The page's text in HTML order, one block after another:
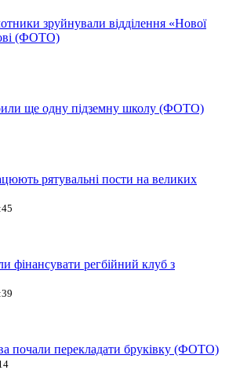
зруйнували відділення «Нової
(ФОТО)
ще одну підземну школу (ФОТО)
рятувальні пости на великих
фінансувати регбійний клуб з
почали перекладати бруківку (ФОТО)